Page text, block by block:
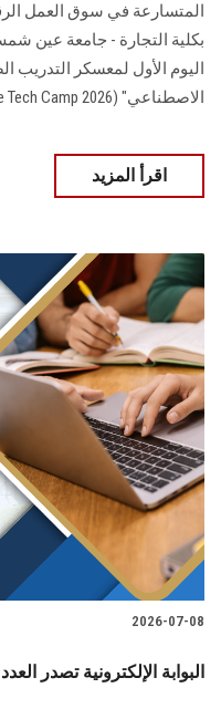
المتسارعة في سوق العمل
اليوم الأول لمعسكر التدريب
الاصطناعي" (ITI Commerce Tech Camp 2026).
اقرأ المزيد
2026-07-08
البوابة الإلكترونية تصدر العدد 141 لنشرة قطاع التعليم والطلاب